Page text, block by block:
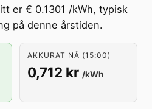
er € 0.1301 /kWh, typisk
på denne årstiden.
AKKURAT NÅ (15:00)
0,712 kr /kWh